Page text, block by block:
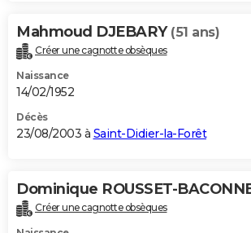
Mahmoud DJEBARY (51 ans)
Créer une cagnotte obsèques
Naissance
14/02/1952
Décès
23/08/2003 à Saint-Didier-la-Forêt
Dominique ROUSSET-
Créer une cagnotte obsèques